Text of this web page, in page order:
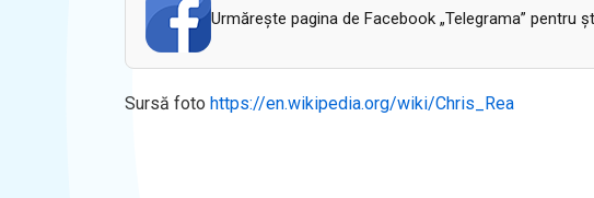
Urmăreşte pagina de Facebook „Telegrama” pentru
Sursă foto https://en.wikipedia.org/wiki/Chris_Rea